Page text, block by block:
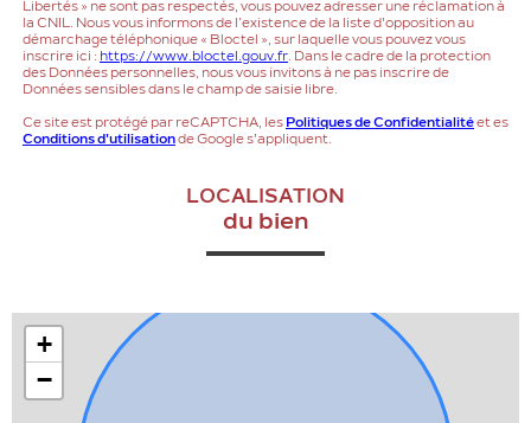
Libertés » ne sont pas respectés, vous pouvez adresser une réclamation à
la CNIL. Nous vous informons de l’existence de la liste d'opposition au
démarchage téléphonique « Bloctel », sur laquelle vous pouvez vous
inscrire ici : https://www.bloctel.gouv.fr. Dans le cadre de la protection
des Données personnelles, nous vous invitons à ne pas inscrire de
Données sensibles dans le champ de saisie libre.
Ce site est protégé par reCAPTCHA, les Politiques de Confidentialitéet es
Conditions d'utilisationde Google s'appliquent.
LOCALISATION
du bien
+
−